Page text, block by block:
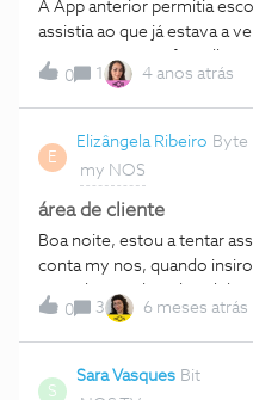
A App anterior permitia
assistia ao que já estava a
intuitiva e menos
para os utilizadores. É
desagradado com a nova
0 1 4 anos atrás
E
Elizângela Ribeiro Byte
my NOS
área de cliente
Boa noite, estou a tentar
conta my nos, quando
enviado o código de
tenho acesso. Podem por
questão.
0 3 6 meses atrás
S
Sara Vasques Bit